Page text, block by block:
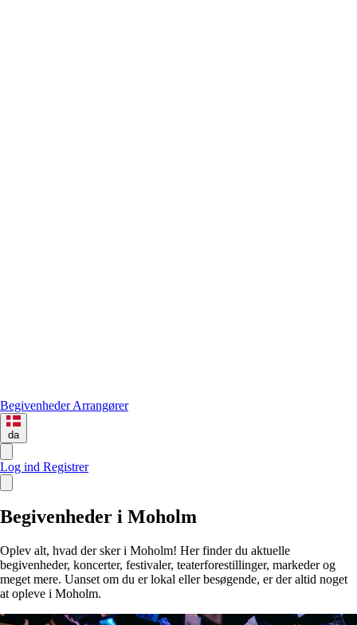
BegivenhederArrangører
da
Log ind Registrer
Begivenheder i Moholm
Oplev alt, hvad der sker i Moholm! Her finder du aktuelle
begivenheder, koncerter, festivaler, teaterforestillinger, markeder og
meget mere. Uanset om du er lokal eller besøgende, er der altid noget
at opleve i Moholm.